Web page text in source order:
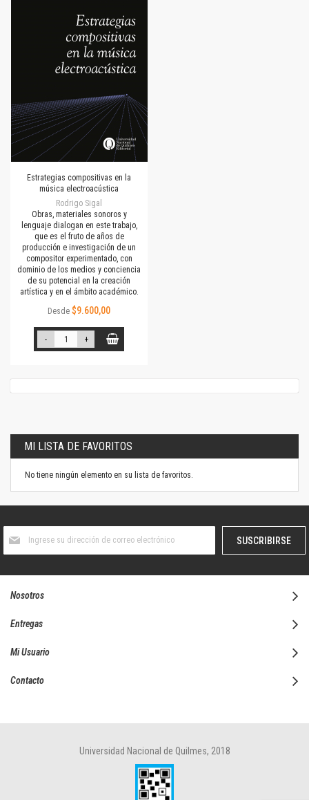
Estrategias compositivas en la
música electroacústica
Rodrigo Sigal
Obras, materiales sonoros y
lenguaje dialogan en este trabajo,
que es el fruto de años de
producción e investigación de un
compositor experimentado, con
dominio de los medios y conciencia
de su potencial en la creación
artística y en el ámbito académico.
Desde $9.600,00
- +
MI LISTA DE FAVORITOS
No tiene ningún elemento en su lista de favoritos.
boletín
SUSCRIBIRSE
Nosotros
Entregas
Mi Usuario
Contacto
Universidad Nacional de Quilmes, 2018